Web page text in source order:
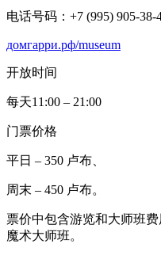
电话号码：+7 (995) 905-38-
домгарри.рф/museum
开放时间
每天11:00 – 21:00
门票价格
平日 – 350 卢布、
周末 – 450 卢布。
票价中包含游览和大师班
魔术大师班。